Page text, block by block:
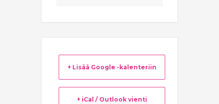
+ Lisää Google -kalenteriin
+ iCal / Outlook vienti